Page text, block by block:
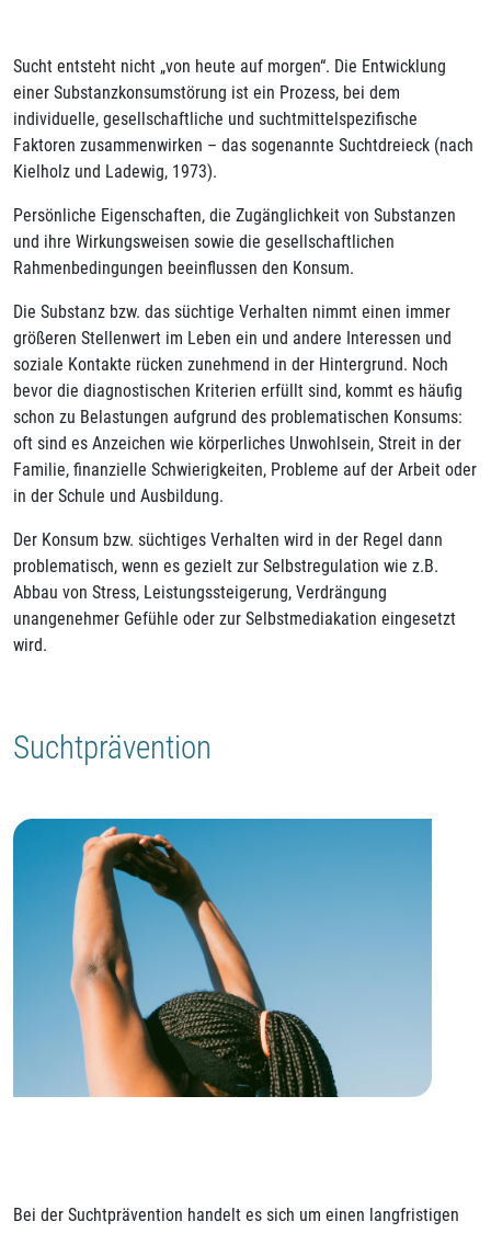
Sucht entsteht nicht „von heute auf morgen“. Die Entwicklung
einer Substanzkonsumstörung ist ein Prozess, bei dem
individuelle, gesellschaftliche und suchtmittelspezifische
Faktoren zusammenwirken – das sogenannte Suchtdreieck (nach
Kielholz und Ladewig, 1973).
Persönliche Eigenschaften, die Zugänglichkeit von Substanzen
und ihre Wirkungsweisen sowie die gesellschaftlichen
Rahmenbedingungen beeinflussen den Konsum.
Die Substanz bzw. das süchtige Verhalten nimmt einen immer
größeren Stellenwert im Leben ein und andere Interessen und
soziale Kontakte rücken zunehmend in der Hintergrund. Noch
bevor die diagnostischen Kriterien erfüllt sind, kommt es häufig
schon zu Belastungen aufgrund des problematischen Konsums:
oft sind es Anzeichen wie körperliches Unwohlsein, Streit in der
Familie, finanzielle Schwierigkeiten, Probleme auf der Arbeit oder
in der Schule und Ausbildung.
Der Konsum bzw. süchtiges Verhalten wird in der Regel dann
problematisch, wenn es gezielt zur Selbstregulation wie z.B.
Abbau von Stress, Leistungssteigerung, Verdrängung
unangenehmer Gefühle oder zur Selbstmediakation eingesetzt
wird.
Suchtprävention
Bei der Suchtprävention handelt es sich um einen langfristigen